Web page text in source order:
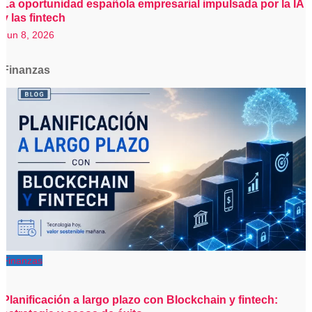
La oportunidad española empresarial impulsada por la IA
y las fintech
Jun 8, 2026
Finanzas
Finanzas
Planificación a largo plazo con Blockchain y fintech: